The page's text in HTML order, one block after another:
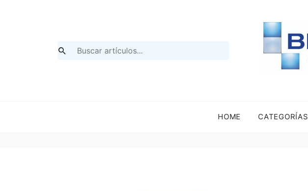
HOME CATEGORÍAS